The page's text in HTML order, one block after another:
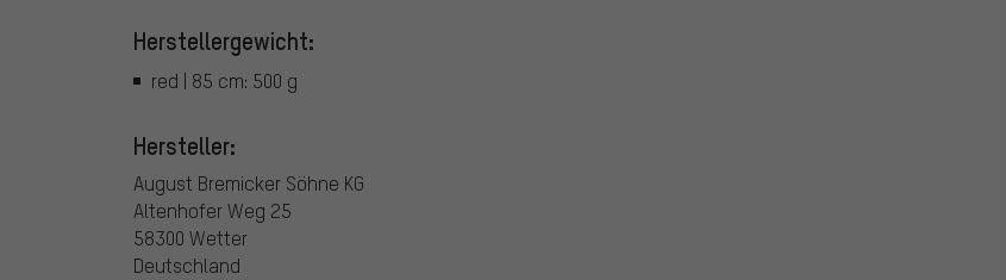
Herstellergewicht:
red | 85 cm: 500 g
Hersteller:
August Bremicker Söhne KG
Altenhofer Weg 25
58300 Wetter
Deutschland